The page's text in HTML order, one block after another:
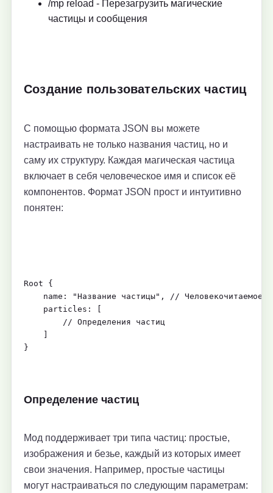
/mp reload - Перезагрузить магические
частицы и сообщения
Создание пользовательских частиц
С помощью формата JSON вы можете
настраивать не только названия частиц, но и
саму их структуру. Каждая магическая частица
включает в себя человеческое имя и список её
компонентов. Формат JSON прост и интуитивно
понятен:
Root {
name: "Название частицы", // Человекочитаемое
    particles: [
        // Определения частиц
}
Определение частиц
Мод поддерживает три типа частиц: простые,
изображения и безье, каждый из которых имеет
свои значения. Например, простые частицы
могут настраиваться по следующим параметрам: